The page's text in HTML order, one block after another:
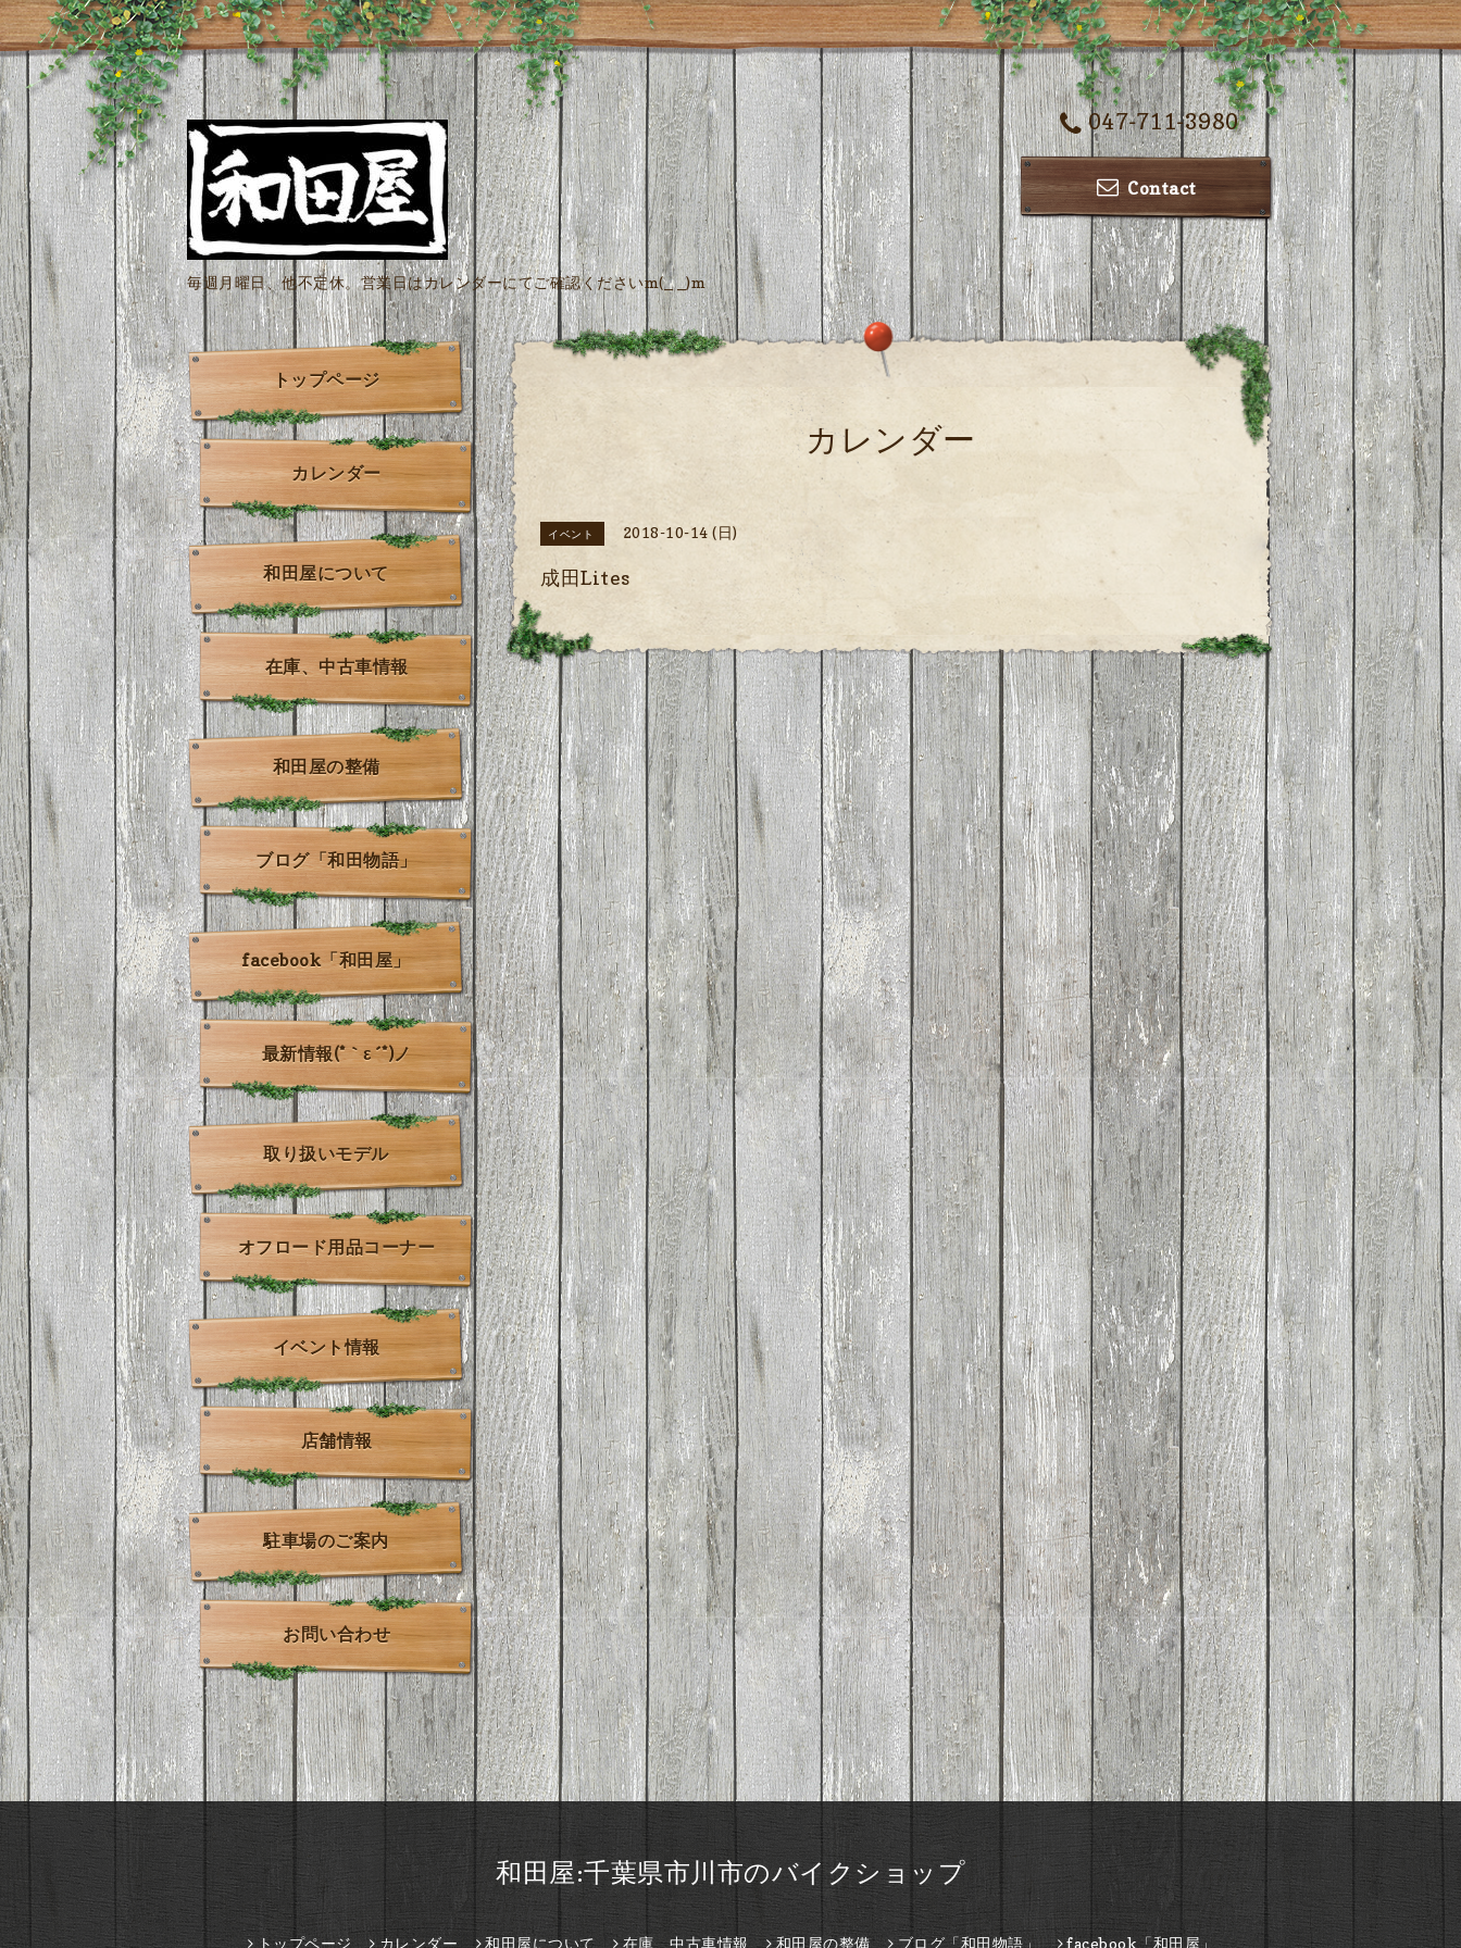
047-711-3980
Contact
毎週月曜日、他不定休。営業日はカレンダーにてご確認くださいm(_ _)m
カレンダー
イベント 2018-10-14 (日)
成田Lites
トップページ
カレンダー
和田屋について
在庫、中古車情報
和田屋の整備
ブログ「和田物語」
facebook「和田屋」
最新情報(*｀ε´*)ノ
取り扱いモデル
オフロード用品コーナー
イベント情報
店舗情報
駐車場のご案内
お問い合わせ
和田屋:千葉県市川市のバイクショップ
トップページ カレンダー 和田屋について 在庫、中古車情報 和田屋の整備 ブログ「和田物語」 facebook「和田屋」